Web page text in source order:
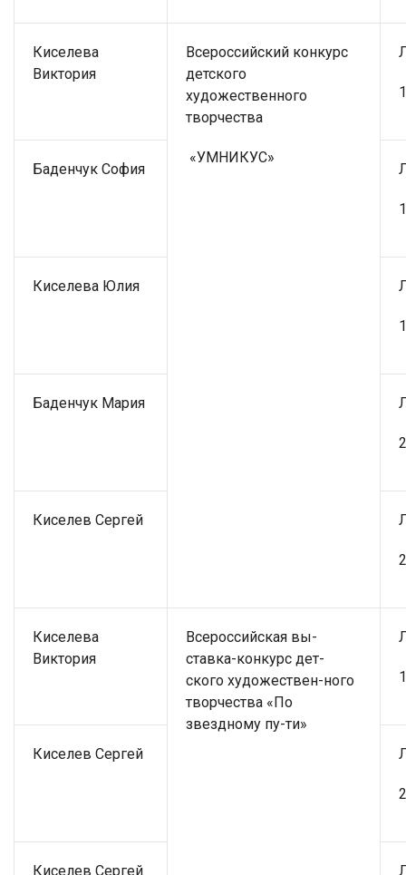
Киселева
Виктория
Всероссийский конкурс
детского
художественного
творчества
«УМНИКУС»
Баденчук София
Киселева Юлия
Баденчук Мария
Киселев Сергей
Киселева
Виктория
Всероссийская вы-
ставка-конкурс дет-
ского художествен-ного
творчества «По
звездному пу-ти»
Киселев Сергей
Киселев Сергей